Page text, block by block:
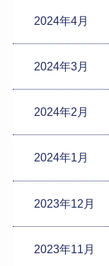
2024年4月
2024年3月
2024年2月
2024年1月
2023年12月
2023年11月